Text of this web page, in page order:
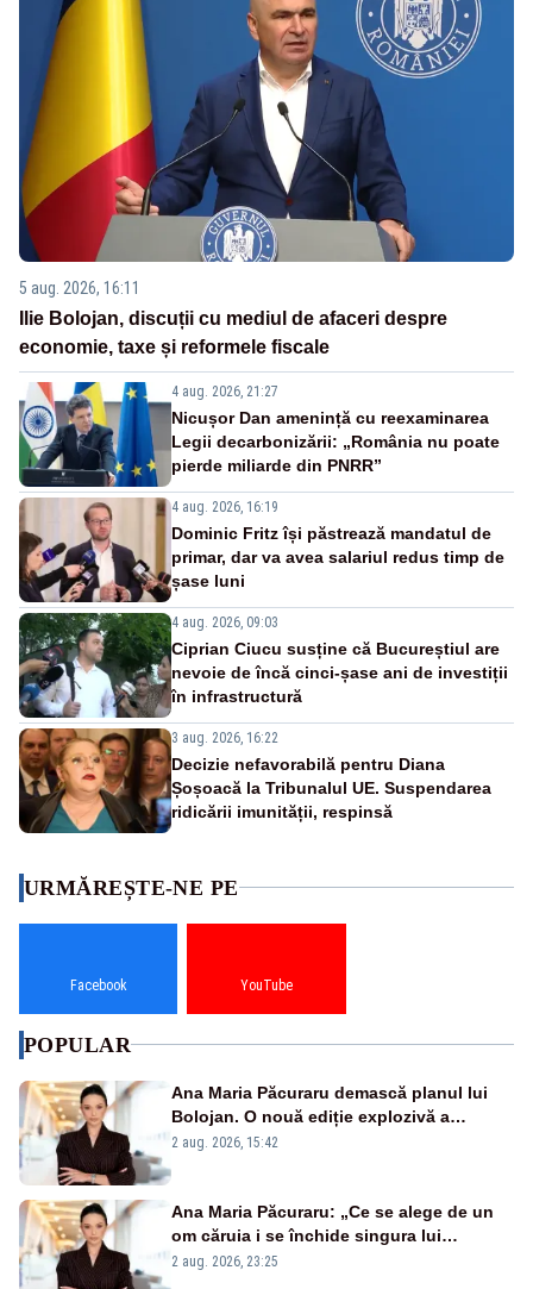
5 aug. 2026, 16:11
Ilie Bolojan, discuții cu mediul de afaceri despre
economie, taxe și reformele fiscale
4 aug. 2026, 21:27
Nicușor Dan amenință cu reexaminarea
Legii decarbonizării: „România nu poate
pierde miliarde din PNRR”
4 aug. 2026, 16:19
Dominic Fritz își păstrează mandatul de
primar, dar va avea salariul redus timp de
șase luni
4 aug. 2026, 09:03
Ciprian Ciucu susține că Bucureștiul are
nevoie de încă cinci-șase ani de investiții
în infrastructură
3 aug. 2026, 16:22
Decizie nefavorabilă pentru Diana
Șoșoacă la Tribunalul UE. Suspendarea
ridicării imunității, respinsă
URMĂREȘTE-NE PE
Facebook YouTube
POPULAR
Ana Maria Păcuraru demască planul lui
Bolojan. O nouă ediție explozivă a
emisiunii „Miza Zilei” la Realitatea PLUS
2 aug. 2026, 15:42
Ana Maria Păcuraru: „Ce se alege de un
om căruia i se închide singura lui
portiță?”
2 aug. 2026, 23:25